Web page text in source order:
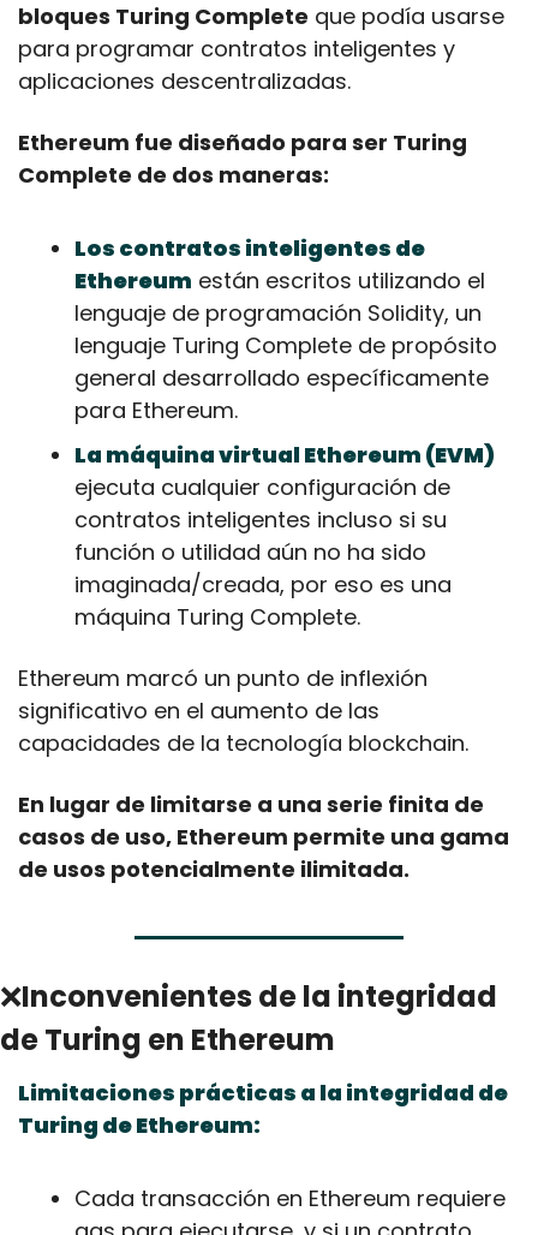
bloques Turing Complete que podía usarse
para programar contratos inteligentes y
aplicaciones descentralizadas.
Ethereum fue diseñado para ser Turing
Complete de dos maneras:
Los contratos inteligentes de
Ethereum están escritos utilizando el
lenguaje de programación Solidity, un
lenguaje Turing Complete de propósito
general desarrollado específicamente
para Ethereum.
La máquina virtual Ethereum (EVM)
ejecuta cualquier configuración de
contratos inteligentes incluso si su
función o utilidad aún no ha sido
imaginada/creada, por eso es una
máquina Turing Complete.
Ethereum marcó un punto de inflexión
significativo en el aumento de las
capacidades de la tecnología blockchain.
En lugar de limitarse a una serie finita de
casos de uso, Ethereum permite una gama
de usos potencialmente ilimitada.
❌Inconvenientes de la integridad
de Turing en Ethereum
Limitaciones prácticas a la integridad de
Turing de Ethereum:
Cada transacción en Ethereum requiere